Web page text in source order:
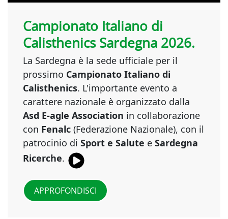
Campionato Italiano di
Calisthenics Sardegna 2026.
La Sardegna è la sede ufficiale per il
prossimo Campionato Italiano di
Calisthenics. L'importante evento a
carattere nazionale è organizzato dalla
Asd E-agle Association in collaborazione
con Fenalc (Federazione Nazionale), con il
patrocinio di Sport e Salute e Sardegna
Ricerche. {Play}
APPROFONDISCI